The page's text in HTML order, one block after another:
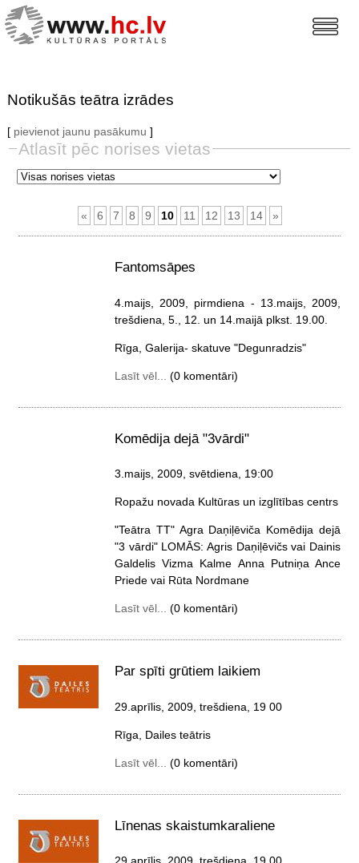
Notikušās teātra izrādes
[ pievienot jaunu pasākumu ]
Atlasīt pēc norises vietas
« 6 7 8 9 10 11 12 13 14 »
Fantomsāpes
4.maijs, 2009, pirmdiena - 13.maijs, 2009,
trešdiena , 5., 12. un 14.maijā plkst. 19.00.
Rīga, Galerija- skatuve "Degunradzis"
Lasīt vēl... (0 komentāri)
Komēdija dejā "3vārdi"
3.maijs, 2009, svētdiena, 19:00
Ropažu novada Kultūras un izglītības centrs
"Teātra TT" Agra Daņiļēviča Komēdija dejā
"3 vārdi" LOMĀS: Agris Daņiļēvičs vai Dainis
Galdelis Vizma Kalme Anna Putniņa Ance
Priede vai Rūta Nordmane
Lasīt vēl... (0 komentāri)
Par spīti grūtiem laikiem
29.aprīlis, 2009, trešdiena , 19 00
Rīga, Dailes teātris
Lasīt vēl... (0 komentāri)
Līnenas skaistumkaraliene